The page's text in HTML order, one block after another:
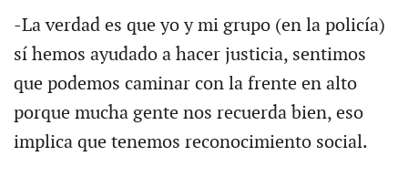
-La verdad es que yo y mi grupo (en la policía)
sí hemos ayudado a hacer justicia, sentimos
que podemos caminar con la frente en alto
porque mucha gente nos recuerda bien, eso
implica que tenemos reconocimiento social.